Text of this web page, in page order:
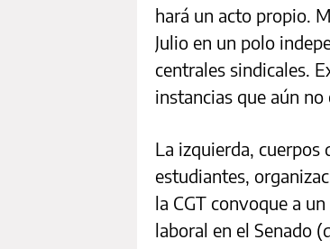
hará un acto propio.
Julio en un polo
centrales sindicales.
instancias que aún no
La izquierda, cuerpos
estudiantes,
la CGT convoque a
laboral en el Senado